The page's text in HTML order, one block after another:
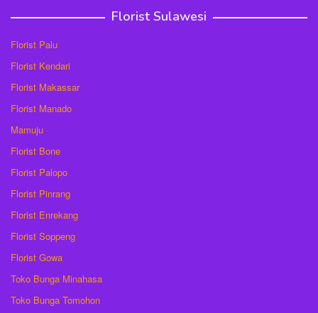
Florist Sulawesi
Florist Palu
Florist Kendari
Florist Makassar
Florist Manado
Mamuju
Florist Bone
Florist Palopo
Florist Pinrang
Florist Enrekang
Florist Soppeng
Florist Gowa
Toko Bunga Minahasa
Toko Bunga Tomohon